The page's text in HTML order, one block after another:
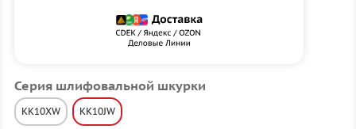
Серия шлифовальной шкурки
KK10XW KK10JW